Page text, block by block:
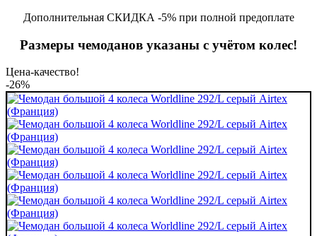
Дополнительная СКИДКА -5% при полной предоплате
Размеры чемоданов указаны с учётом колес!
Цена-качество!
-26%